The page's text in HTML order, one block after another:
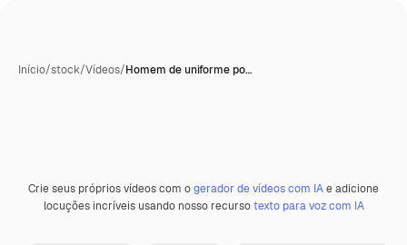
Início/stock/Vídeos/Homem de uniforme po…
Crie seus próprios vídeos com ogerador de vídeos com IAe adicione
locuções incríveis usando nosso recursotexto para voz com IA